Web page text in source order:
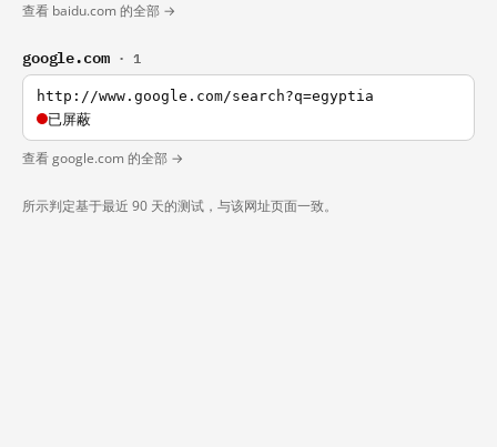
查看 baidu.com 的全部 →
google.com · 1
http://www.google.com/search?q=egyptia
已屏蔽
查看 google.com 的全部 →
所示判定基于最近 90 天的测试，与该网址页面一致。